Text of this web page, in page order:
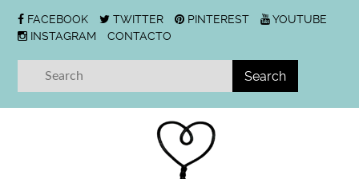
FACEBOOK TWITTER PINTEREST
YOUTUBE
INSTAGRAM
CONTACTO